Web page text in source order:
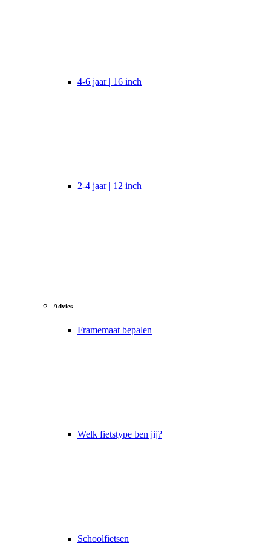
4-6 jaar | 16 inch
2-4 jaar | 12 inch
Advies
Framemaat bepalen
Welk fietstype ben jij?
Schoolfietsen